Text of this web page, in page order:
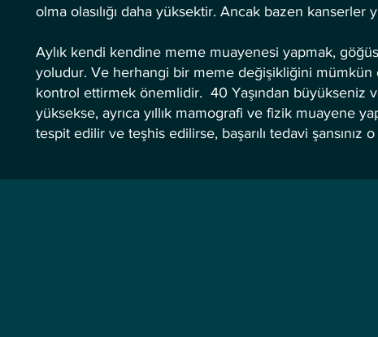
olma olasılığı daha yüksektir. Ancak bazen
Aylık kendi kendine meme muayenesi yapmak,
yoludur. Ve herhangi bir meme değişikliğini mümkün
kontrol ettirmek önemlidir. 40 Yaşından büyükseniz
yüksekse, ayrıca yıllık mamografi ve fizik muayene
tespit edilir ve teşhis edilirse, başarılı tedavi şansınız